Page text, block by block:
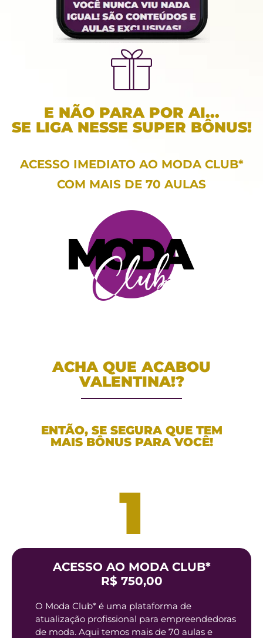
E NÃO PARA POR AI...
SE LIGA NESSE SUPER BÔNUS!
ACESSO IMEDIATO AO MODA CLUB*
COM MAIS DE 70 AULAS
ACHA QUE ACABOU
VALENTINA!?
ENTÃO, SE SEGURA QUE TEM
MAIS BÔNUS PARA VOCÊ!
1
ACESSO AO MODA CLUB*
R$ 750,00
O Moda Club* é uma plataforma de
atualização profissional para empreendedoras
de moda. Aqui temos mais de 70 aulas e